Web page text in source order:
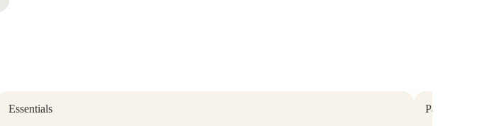
Essentials PanzerGlass